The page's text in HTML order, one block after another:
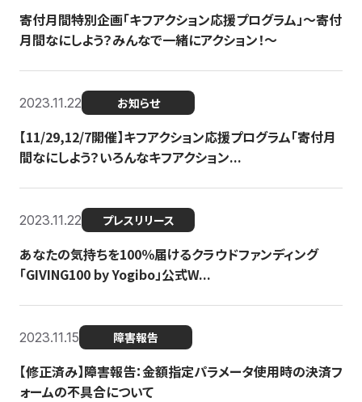
寄付月間特別企画「キフアクション応援プログラム」〜寄付
月間なにしよう？みんなで一緒にアクション！〜
2023.11.22 お知らせ
【11/29,12/7開催】キフアクション応援プログラム「寄付月
間なにしよう？いろんなキフアクション...
2023.11.22 プレスリリース
あなたの気持ちを100％届けるクラウドファンディング
「GIVING100 by Yogibo」公式W...
2023.11.15 障害報告
【修正済み】障害報告：金額指定パラメータ使用時の決済フ
ォームの不具合について